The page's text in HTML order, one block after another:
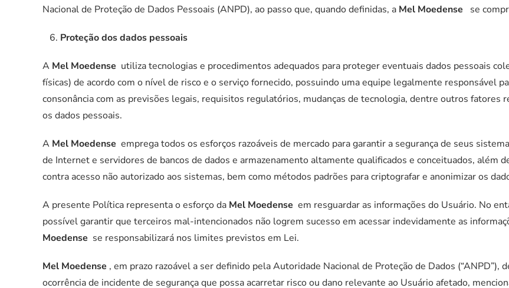
Nacional de Proteção de Dados Pessoais (ANPD), ao passo que, quando definidas, a Mel Moedense se
Proteção dos dados pessoais
A Mel Moedense utiliza tecnologias e procedimentos adequados para proteger eventuais dados pessoais
físicas) de acordo com o nível de risco e o serviço fornecido, possuindo uma equipe legalmente responsável
consonância com as previsões legais, requisitos regulatórios, mudanças de tecnologia, dentre outros
os dados pessoais.
A Mel Moedense emprega todos os esforços razoáveis de mercado para garantir a segurança de seus
de Internet e servidores de bancos de dados e armazenamento altamente qualificados e conceituados, além
contra acesso não autorizado aos sistemas, bem como métodos padrões para criptografar e anonimizar os
A presente Política representa o esforço da Mel Moedense em resguardar as informações do Usuário. No
possível garantir que terceiros mal-intencionados não logrem sucesso em acessar indevidamente as
Moedense se responsabilizará nos limites previstos em Lei.
Mel Moedense , em prazo razoável a ser definido pela Autoridade Nacional de Proteção de Dados (“ANPD”),
ocorrência de incidente de segurança que possa acarretar risco ou dano relevante ao Usuário afetado,